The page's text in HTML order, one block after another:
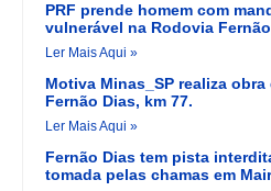
PRF prende homem com
vulnerável na Rodovia
Ler Mais Aqui »
Motiva Minas_SP realiza
Fernão Dias, km 77.
Ler Mais Aqui »
Fernão Dias tem pista
tomada pelas chamas em